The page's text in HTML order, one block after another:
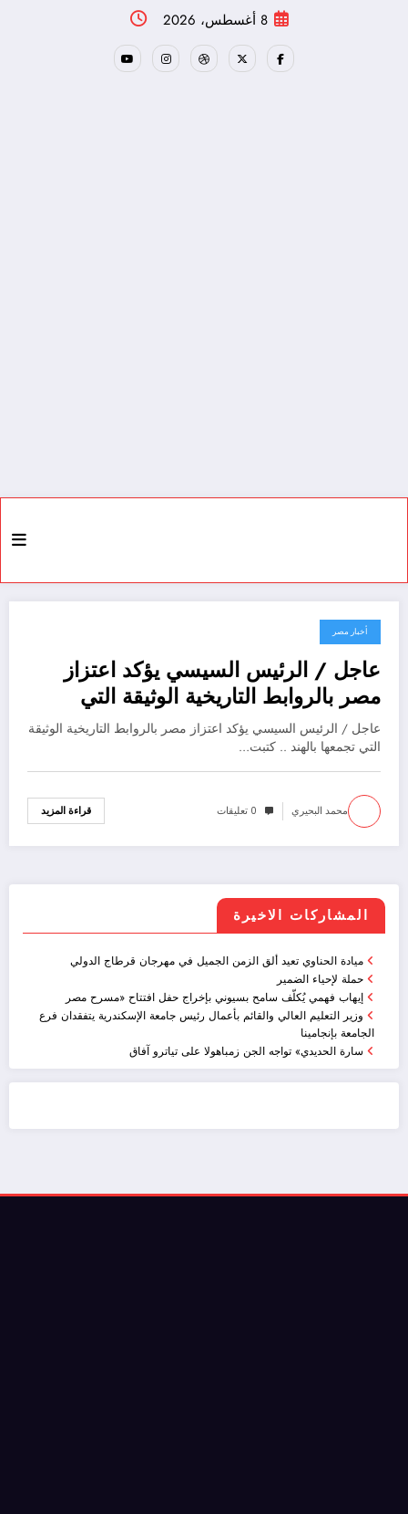
8 أغسطس، 2026
19 سبتمبر، 2022
أخبار مصر
عاجل / الرئيس السيسي يؤكد اعتزاز
مصر بالروابط التاريخية الوثيقة التي
تجمعها بالهند ..
عاجل / الرئيس السيسي يؤكد اعتزاز مصر بالروابط التاريخية الوثيقة
التي تجمعها بالهند .. كتبت…
محمد البحيري 0 تعليقات قراءة المزيد
المشاركات الاخيرة
ميادة الحناوي تعيد ألق الزمن الجميل في مهرجان قرطاج الدولي
حملة لإحياء الضمير
إيهاب فهمي يُكلّف سامح بسيوني بإخراج حفل افتتاح «مسرح مصر
وزير التعليم العالي والقائم بأعمال رئيس جامعة الإسكندرية يتفقدان فرع
الجامعة بإنجامينا
سارة الحديدي» تواجه الجن زمباهولا على تياترو آفاق